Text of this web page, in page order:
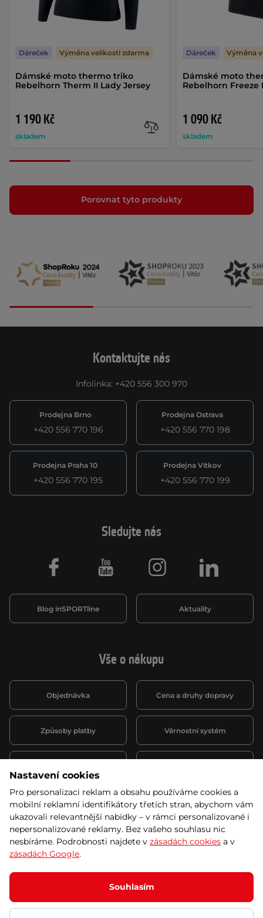
Dámské moto thermo triko
Rebelhorn Therm II Lady Jersey
1 190 Kč
skladem
Dáreček Výměna velikosti zdarma
Dámské moto
Rebelhorn Freeze
1 090 Kč
skladem
Dáreček Výměna
Porovnat tyto produkty
Kontaktujte nás
Infolinka: +420 556 300 970
Prodejna Brno
+420 556 770 196
Prodejna Ostrava
+420 556 770 198
Prodejna Praha 10
+420 556 770 195
Prodejna Vítkov
+420 556 770 199
Vše o nákupu
Objednávka Cena a druhy dopravy
Způsoby platby Věrnostní systém
Půjčovna
obchodní podmínky
Kariéra
Sledujte nás
Blog inSPORTline Aktuality
Facebook Youtube Instagram LinkedIn
© 2026 SEVEN SPORT s.r.o Všechna práva vyhrazena
Podle zákona o evidenci tržeb je prodávající povinen vystavit
kupujícímu účtenku.
Zároveň je povinen zaevidovat přijatou tržbu u správce daně online; v
Nastavení cookies
Pro personalizaci reklam a obsahu používáme cookies a
mobilní reklamní identifikátory třetích stran, abychom vám
ukazovali relevantnější nabídky – v rámci personalizované i
nepersonalizované reklamy. Bez vašeho souhlasu nic
nesbíráme. Podrobnosti najdete v zásadách cookies a v
zásadách Google.
Souhlasím